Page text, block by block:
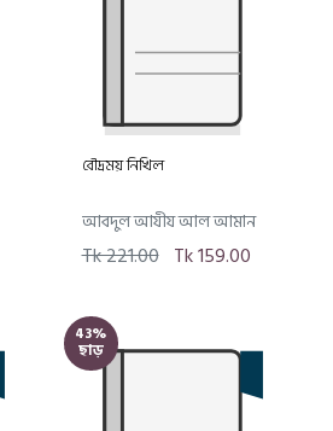
রৌদ্রময় নিখিল
আবদুল আযীয আল আমান
Tk 221.00 Tk 159.00
43%
ছাড়